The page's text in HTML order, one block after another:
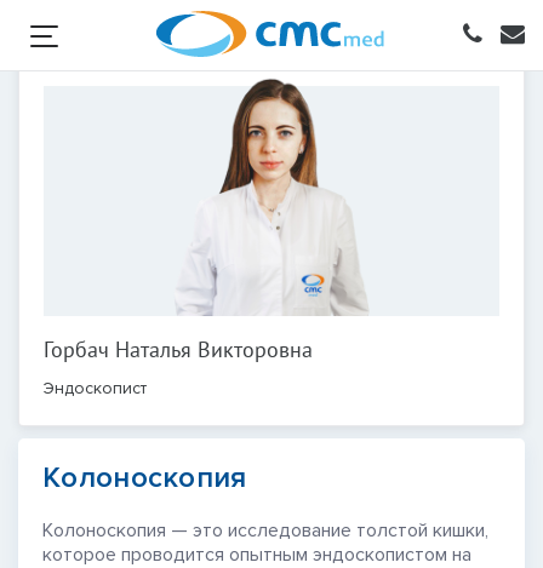
Горбач Наталья Викторовна
Эндоскопист
Колоноскопия
Колоноскопия — это исследование толстой кишки,
которое проводится опытным эндоскопистом на